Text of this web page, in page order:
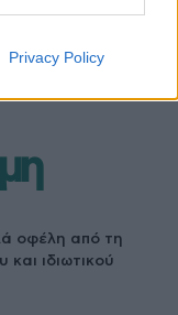
Privacy Policy
– Ο ειδικός με
οφέλη από τη
ιδιωτικού